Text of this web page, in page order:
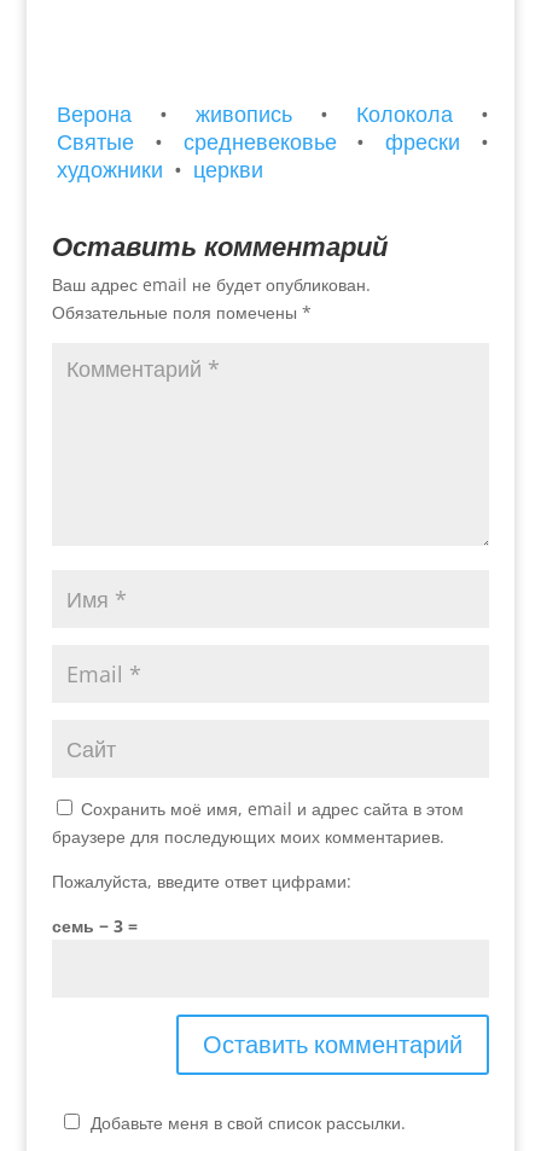
Верона • живопись • Колокола
•
Святые
• средневековье • фрески
•
художники • церкви
Оставить комментарий
Ваш адрес email не будет опубликован.
Обязательные поля помечены *
Сохранить моё имя, email и адрес сайта в этом
браузере для последующих моих комментариев.
Пожалуйста, введите ответ цифрами:
семь − 3 =
Добавьте меня в свой список рассылки.